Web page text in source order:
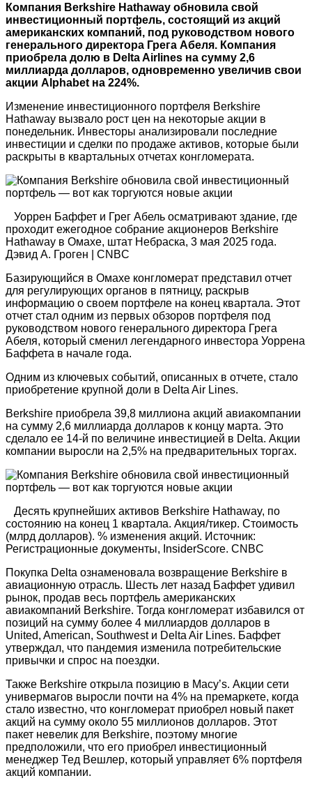
Компания Berkshire Hathaway обновила свой
инвестиционный портфель, состоящий из акций
американских компаний, под руководством нового
генерального директора Грега Абеля. Компания
приобрела долю в Delta Airlines на сумму 2,6
миллиарда долларов, одновременно увеличив свои
акции Alphabet на 224%.
Изменение инвестиционного портфеля Berkshire
Hathaway вызвало рост цен на некоторые акции в
понедельник. Инвесторы анализировали последние
инвестиции и сделки по продаже активов, которые были
раскрыты в квартальных отчетах конгломерата.
Уоррен Баффет и Грег Абель осматривают здание, где
проходит ежегодное собрание акционеров Berkshire
Hathaway в Омахе, штат Небраска, 3 мая 2025 года.
Дэвид А. Гроген | CNBC
Базирующийся в Омахе конгломерат представил отчет
для регулирующих органов в пятницу, раскрыв
информацию о своем портфеле на конец квартала. Этот
отчет стал одним из первых обзоров портфеля под
руководством нового генерального директора Грега
Абеля, который сменил легендарного инвестора Уоррена
Баффета в начале года.
Одним из ключевых событий, описанных в отчете, стало
приобретение крупной доли в Delta Air Lines.
Berkshire приобрела 39,8 миллиона акций авиакомпании
на сумму 2,6 миллиарда долларов к концу марта. Это
сделало ее 14-й по величине инвестицией в Delta. Акции
компании выросли на 2,5% на предварительных торгах.
Десять крупнейших активов Berkshire Hathaway, по
состоянию на конец 1 квартала. Акция/тикер. Стоимость
(млрд долларов). % изменения акций. Источник:
Регистрационные документы, InsiderScore. CNBC
Покупка Delta ознаменовала возвращение Berkshire в
авиационную отрасль. Шесть лет назад Баффет удивил
рынок, продав весь портфель американских
авиакомпаний Berkshire. Тогда конгломерат избавился от
позиций на сумму более 4 миллиардов долларов в
United, American, Southwest и Delta Air Lines. Баффет
утверждал, что пандемия изменила потребительские
привычки и спрос на поездки.
Также Berkshire открыла позицию в Macy’s. Акции сети
универмагов выросли почти на 4% на премаркете, когда
стало известно, что конгломерат приобрел новый пакет
акций на сумму около 55 миллионов долларов. Этот
пакет невелик для Berkshire, поэтому многие
предположили, что его приобрел инвестиционный
менеджер Тед Вешлер, который управляет 6% портфеля
акций компании.